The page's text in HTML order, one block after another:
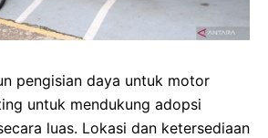
pengisian daya untuk motor
untuk mendukung adopsi
luas. Lokasi dan ketersediaan